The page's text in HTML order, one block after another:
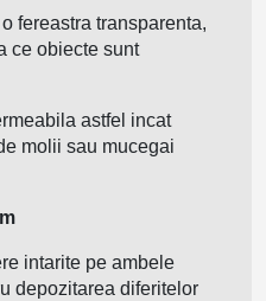
fereastra transparenta,
ce obiecte sunt
astfel incat
molii sau mucegai
intarite pe ambele
depozitarea diferitelor